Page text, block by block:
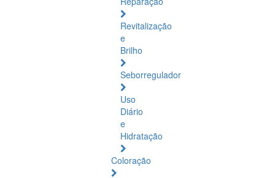
Revitalização
e
Brilho
Seborregulador
Uso
Diário
e
Hidratação
Coloração